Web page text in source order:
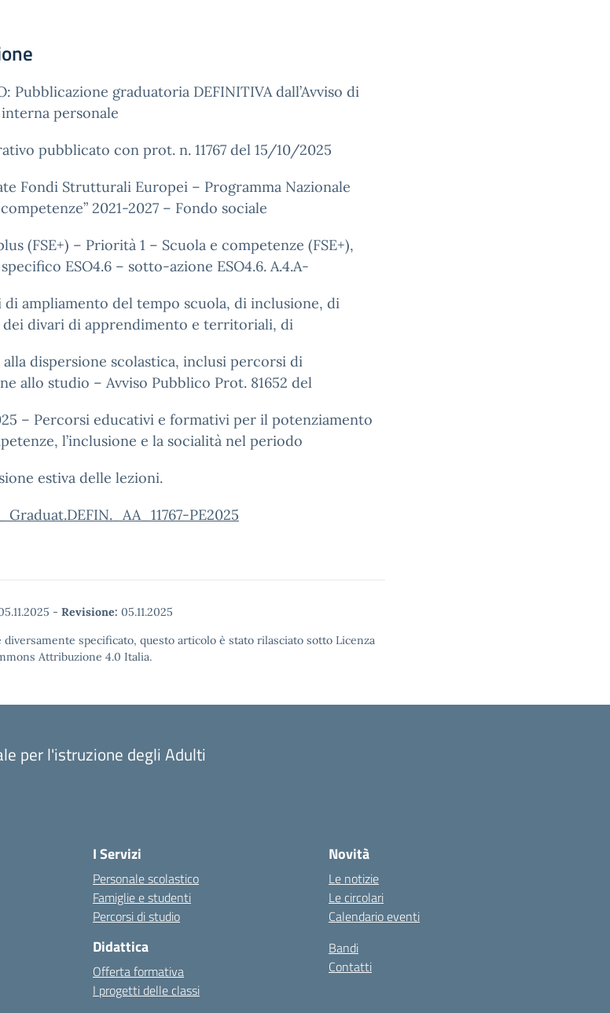
Pubblicazione graduatoria DEFINITIVA dall’Avviso di
personale
pubblicato con prot. n. 11767 del 15/10/2025
Fondi Strutturali Europei – Programma Nazionale
2021-2027 – Fondo sociale
(FSE+) – Priorità 1 – Scuola e competenze (FSE+),
ESO4.6 – sotto-azione ESO4.6. A.4.A-
ampliamento del tempo scuola, di inclusione, di
divari di apprendimento e territoriali, di
dispersione scolastica, inclusi percorsi di
allo studio – Avviso Pubblico Prot. 81652 del
– Percorsi educativi e formativi per il potenziamento
l’inclusione e la socialità nel periodo
estiva delle lezioni.
PE2025
- Revisione: 05.11.2025
diversamente specificato, questo articolo è stato rilasciato sotto Licenza
Attribuzione 4.0 Italia.
per l'istruzione degli Adulti
I Servizi
Personale scolastico
Famiglie e studenti
Percorsi di studio
Didattica
Offerta formativa
I progetti delle classi
Novità
Le notizie
Le circolari
Calendario eventi
Bandi
Contatti